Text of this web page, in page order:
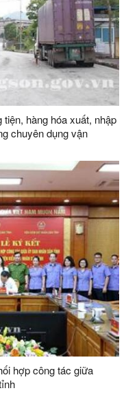
hàng hóa xuất, nhập
chuyên dụng vận
1088/2-1089 thuộc cặp
Hữu Nghị Quan (Trung
hợp công tác giữa